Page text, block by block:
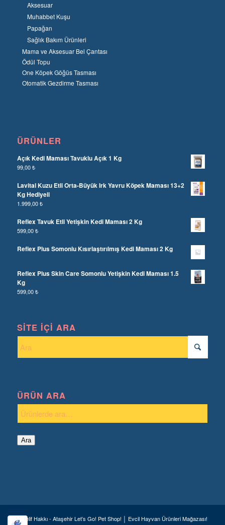
Aksesuar
Muhabbet Kuşu
Papağan
Sağlık Bakım Ürünleri
Mama ve Aksesuar Bel Çantası
Ödül Topu
One Köpek Göğüs Tasması
Otomatik Gezdirme Tasması
ÜRÜNLER
Açık Kedi Maması Tavuklu Açık 1 Kg
99,00₺
Lavital Kuzu Etli Orta-Büyük Irk Yavru Köpek Maması 13+2
Kg Hediyeli
1.999,00₺
Reflex Tavuk Etli Yetişkin Kedi Maması 2 Kg
599,00₺
Reflex Plus Somonlu Kısırlaştırılmış Kedi Maması 2 Kg
Reflex Plus Skin Care Somonlu Yetişkin Kedi Maması 1.5
Kg
599,00₺
SITE İÇI ARA
ÜRÜN ARA
Ara
© Telif Hakkı - Ataşehir Let’s Go! Pet Shop! │ Evcil Hayvan Ürünleri Mağazası!